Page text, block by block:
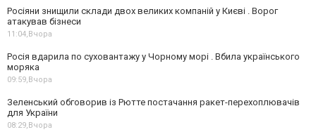
Росіяни знищили склади двох великих компаній у Києві . Ворог
атакував бізнеси
11:04, Вчора
Росія вдарила по суховантажу у Чорному морі . Вбила українського
моряка
09:59, Вчора
Зеленський обговорив із Рютте постачання ракет-перехоплювачів
для України
08:29, Вчора